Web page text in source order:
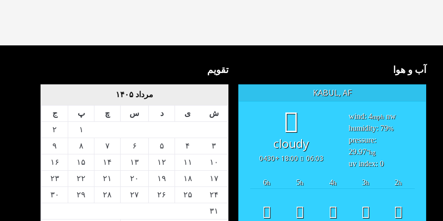
آب و هوا
KABUL, AF
cloudy
06:03
18:00 +0430
wind: 4mph nw
humidity: 79%
pressure:
29.97"hg
uv index: 0
2h
3h
4h
5h
6h
تقویم
مرداد ۱۴۰۵
ش ی د س چ پ
ج
۱
۲
۳
۴ ۵ ۶ ۷ ۸
۹
۱۰
۱۱ ۱۲ ۱۳ ۱۴ ۱۵
۱۶
۱۷
۱۸ ۱۹ ۲۰ ۲۱ ۲۲
۲۳
۲۴
۲۵ ۲۶ ۲۷ ۲۸ ۲۹
۳۰
۳۱